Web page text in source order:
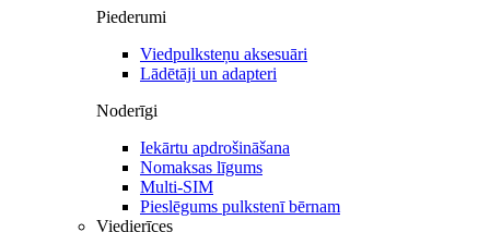
Piederumi
Viedpulksteņu aksesuāri
Lādētāji un adapteri
Noderīgi
Iekārtu apdrošināšana
Nomaksas līgums
Multi-SIM
Pieslēgums pulkstenī bērnam
Viedierīces